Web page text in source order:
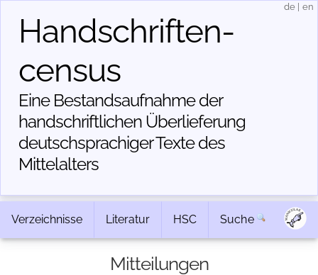
Handschriften­
census
Eine Bestandsaufnahme der
handschriftlichen Über­lieferung
deutschsprachiger Texte des
Mittelalters
de en
Verzeichnisse Literatur HSC Suche
Mitteilungen